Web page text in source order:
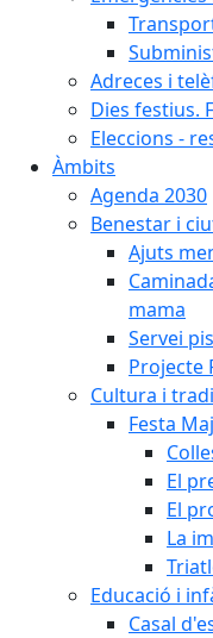
Adreces i
Dies festius.
Eleccions -
Àmbits
Agenda 2030
Benestar i
Ajuts
mama
Servei
Projecte
Cultura i
Festa
El
El
La
Educació i
Casal